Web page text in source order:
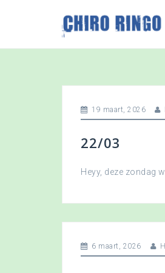
p
19 maart, 2026
22/03
Heyy, deze zondag
6 maart, 2026